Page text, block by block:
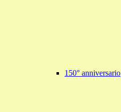
150° anniversario